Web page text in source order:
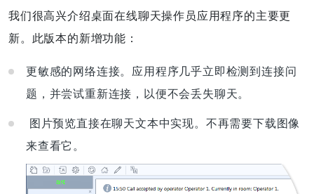
我们很高兴介绍桌面在线聊天操作员应用程序的主要更
新。此版本的新增功能：
更敏感的网络连接。应用程序几乎立即检测到连接问
题，并尝试重新连接，以便不会丢失聊天。
图片预览直接在聊天文本中实现。不再需要下载图像
来查看它。